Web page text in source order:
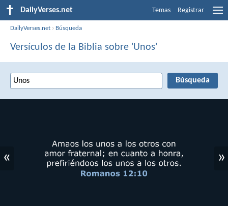
DailyVerses.net Temas Registrar
DailyVerses.net › Búsqueda
Versículos de la Biblia sobre 'Unos'
« »